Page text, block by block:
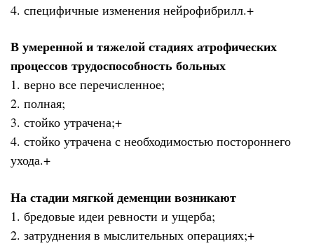
4. специфичные изменения нейрофибрилл.+
В умеренной и тяжелой стадиях атрофических
процессов трудоспособность больных
1. верно все перечисленное;
2. полная;
3. стойко утрачена;+
4. стойко утрачена с необходимостью постороннего
ухода.+
На стадии мягкой деменции возникают
1. бредовые идеи ревности и ущерба;
2. затруднения в мыслительных операциях;+